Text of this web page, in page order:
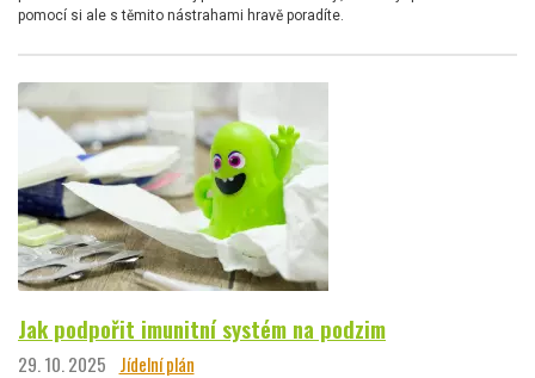
pomocí si ale s těmito nástrahami hravě poradíte.
Jak podpořit imunitní systém na podzim
29. 10. 2025 Jídelní plán